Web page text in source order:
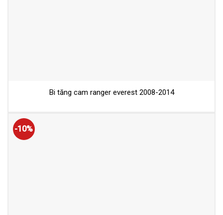
Bi tăng cam ranger everest 2008-2014
-10%